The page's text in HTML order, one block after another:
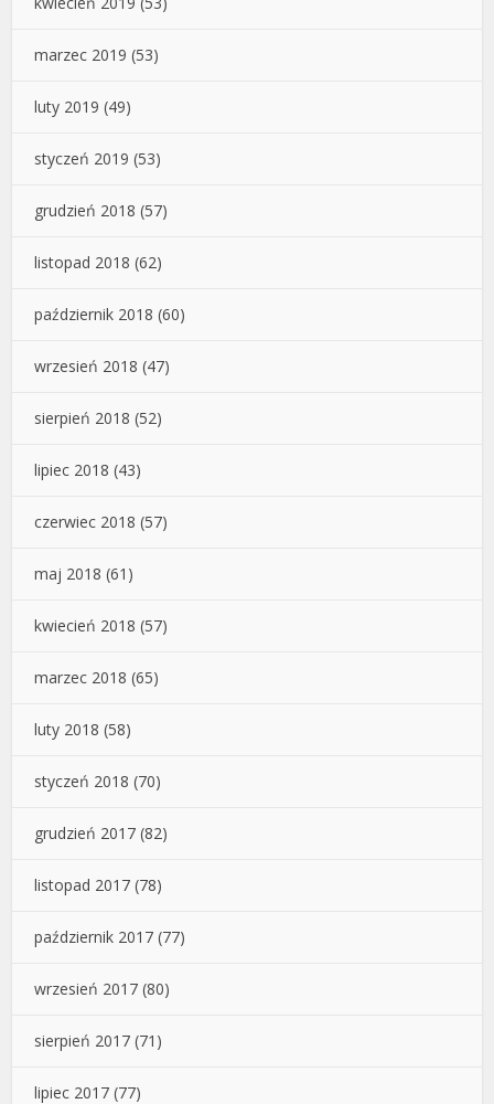
marzec 2019 (53)
luty 2019 (49)
styczeń 2019 (53)
grudzień 2018 (57)
listopad 2018 (62)
październik 2018 (60)
wrzesień 2018 (47)
sierpień 2018 (52)
lipiec 2018 (43)
czerwiec 2018 (57)
maj 2018 (61)
kwiecień 2018 (57)
marzec 2018 (65)
luty 2018 (58)
styczeń 2018 (70)
grudzień 2017 (82)
listopad 2017 (78)
październik 2017 (77)
wrzesień 2017 (80)
sierpień 2017 (71)
lipiec 2017 (77)